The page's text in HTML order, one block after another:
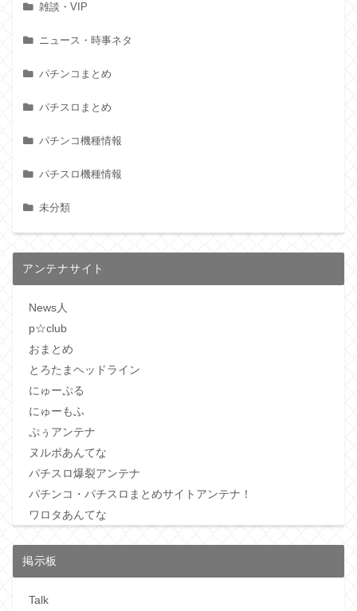
雑談・VIP
ニュース・時事ネタ
パチンコまとめ
パチスロまとめ
パチンコ機種情報
パチスロ機種情報
未分類
アンテナサイト
News人
p☆club
おまとめ
とろたまヘッドライン
にゅーぷる
にゅーもふ
ぷぅアンテナ
ヌルポあんてな
パチスロ爆裂アンテナ
パチンコ・パチスロまとめサイトアンテナ！
ワロタあんてな
掲示板
Talk